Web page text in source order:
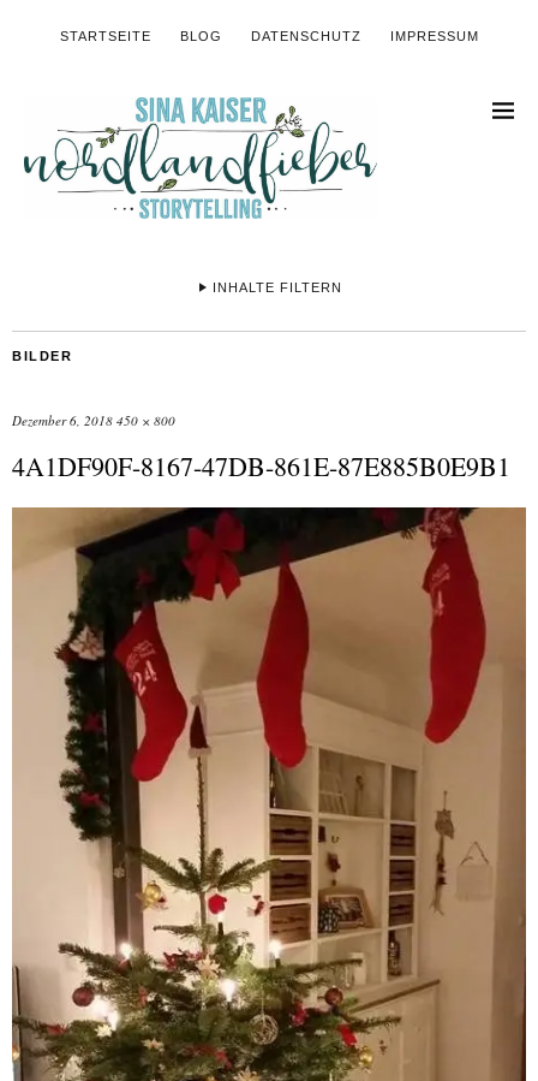
STARTSEITE BLOG DATENSCHUTZ IMPRESSUM
INHALTE FILTERN
BILDER
Dezember 6, 2018 450 × 800
4A1DF90F-8167-47DB-861E-87E885B0E9B1